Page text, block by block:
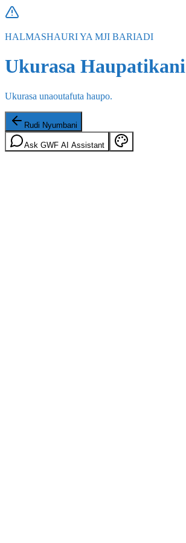
HALMASHAURI YA MJI BARIADI
Ukurasa Haupatikani
Ukurasa unaoutafuta haupo.
Rudi Nyumbani
Ask GWF AI Assistant